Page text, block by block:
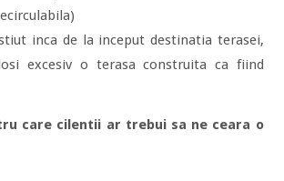
inca de la inceput destinatia terasei,
excesiv o terasa construita ca fiind
care cilentii ar trebui sa ne ceara o